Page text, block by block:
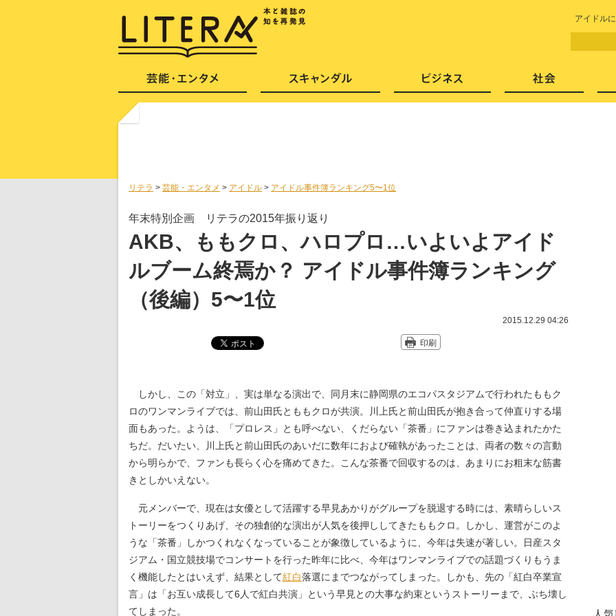
アイドル
リテラ > 芸能・エンタメ > アイドル > アイドル事件簿ランキング5〜1位
年末特別企画 リテラの2015年振り返り
AKB、ももクロ、ハロプロ…いよいよアイド
ルブーム終焉か？ アイドル事件簿ランキング
（後編）5〜1位
2015.12.29 04:26
印刷
しかし、この「対立」、実は単なる演出で、同月末に静岡県のエコパスタジアムで行われたももク
ロのワンマンライブでは、前山田氏とももクロが共演。川上氏と前山田氏が抱き合って仲直りする場
面もあった。ようは、「プロレス」とも呼べない、くだらない「茶番」にファンは巻き込まれたかた
ちだ。だいたい、川上氏と前山田氏のあいだに数年におよび確執があったことは、両者の数々の言動
から明らかで、ファンも長らく心を痛めてきた。こんな茶番で回収するのは、あまりにお粗末な筋書
きとしかいえない。
元メンバーで、現在は女優として活躍する早見あかりがグループを脱退する時には、素晴らしいス
トーリーをつくりあげ、その独創的な演出が人気を後押ししてきたももクロ。しかし、運営がこのよ
うな「茶番」しかつくれなくなっていることが象徴しているように、今年は失速が著しい。日産スタ
ジアム・国立競技場でコンサートを行った昨年に比べ、今年はワンマンライブでの話題づくりもうま
く機能したとはいえず、結果として紅白落選にまでつながってしまった。しかも、先の「紅白卒業宣
言」は「お互い成長して6人で紅白共演」という早見との大事な約束というストーリーまで、ぶち壊し
てしまった。
芸能・エンタメ スキャンダル